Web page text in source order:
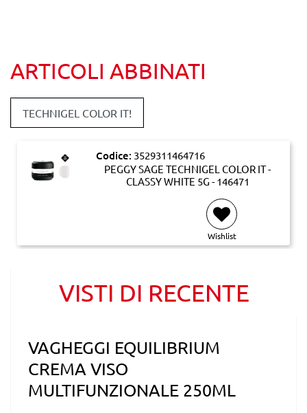
ARTICOLI ABBINATI
TECHNIGEL COLOR IT!
Codice: 3529311464716
PEGGY SAGE TECHNIGEL COLOR IT -
CLASSY WHITE 5G - 146471
Wishlist
VISTI DI RECENTE
VAGHEGGI EQUILIBRIUM
CREMA VISO
MULTIFUNZIONALE 250ML